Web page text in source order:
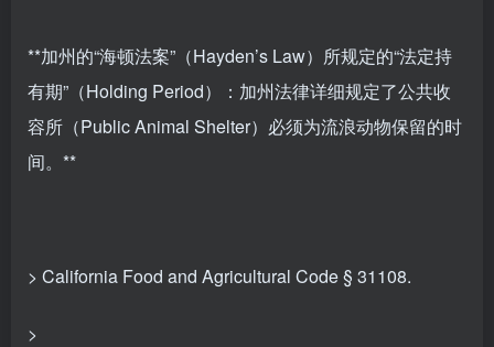
**加州的“海顿法案”（Hayden’s Law）所规定的“法定持
有期”（Holding Period）：加州法律详细规定了公共收
容所（Public Animal Shelter）必须为流浪动物保留的时
间。**
> California Food and Agricultural Code § 31108.
>